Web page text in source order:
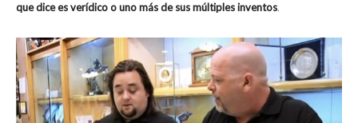
que dice es verídico o uno más de sus múltiples inventos.